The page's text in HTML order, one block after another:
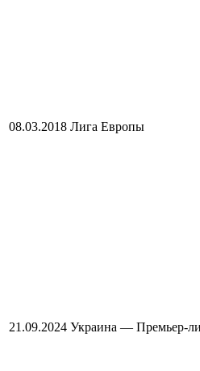
08.03.2018 Лига Европы
21.09.2024 Украина — Премьер-